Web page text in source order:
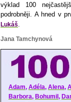
výklad 100
podrobněji. A hned v
Lukáš.
Jana Tamchynová
Adam, Adéla, Alena,
Barbora, Bohumil ,